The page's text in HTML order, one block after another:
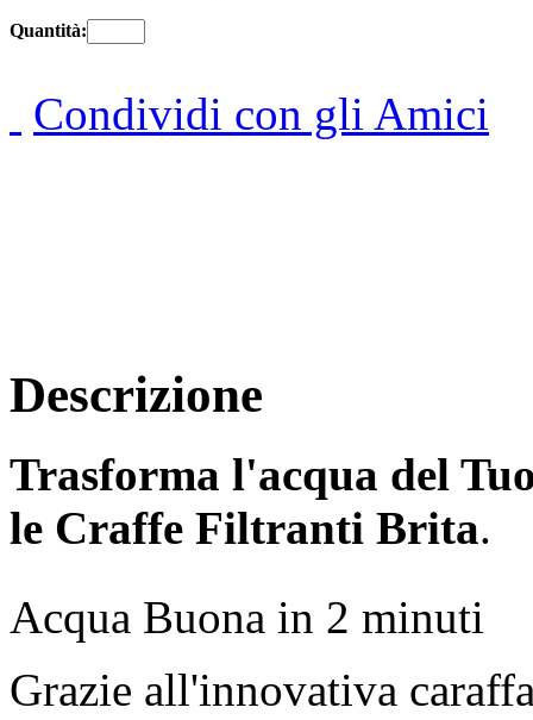
Quantità:
Condividi con gli Amici
Descrizione
Trasforma l'acqua del
le Craffe Filtranti Brita.
Acqua Buona in 2 minuti
Grazie all'innovativa